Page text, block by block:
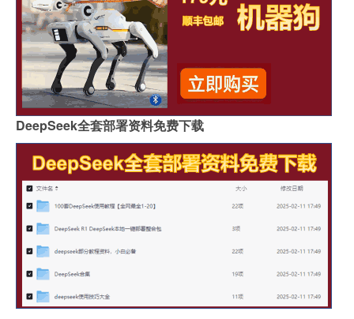
DeepSeek全套部署资料免费下载